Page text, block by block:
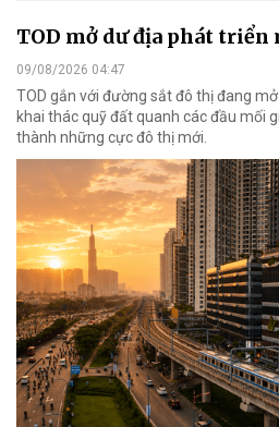
TOD mở dư địa phát triển
09/08/2026 04:47
TOD gắn với đường sắt đô thị đang
khai thác quỹ đất quanh các đầu mối
thành những cực đô thị mới.